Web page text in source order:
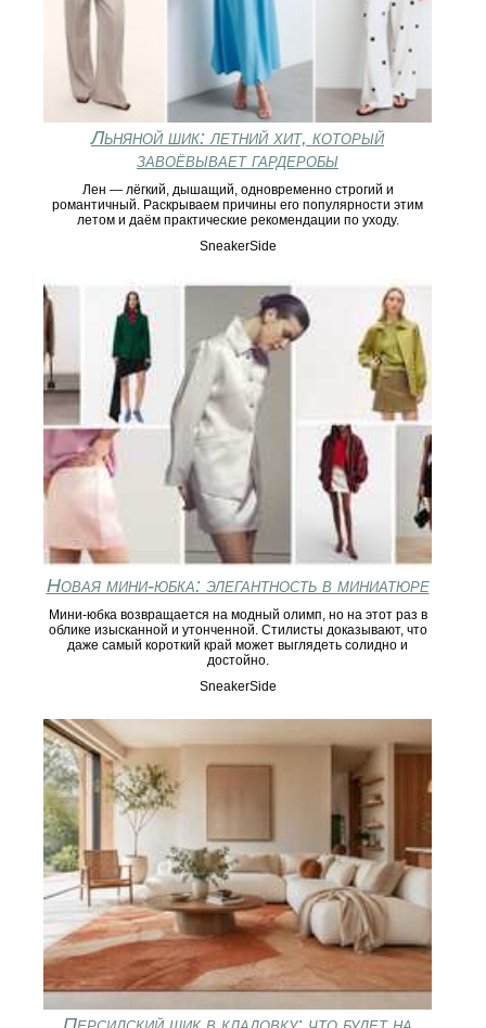
Льняной шик: летний хит, который
завоёвывает гардеробы
Лен — лёгкий, дышащий, одновременно строгий и
романтичный. Раскрываем причины его популярности этим
летом и даём практические рекомендации по уходу.
SneakerSide
Новая мини-юбка: элегантность в миниатюре
Мини-юбка возвращается на модный олимп, но на этот раз в
облике изысканной и утонченной. Стилисты доказывают, что
даже самый короткий край может выглядеть солидно и
достойно.
SneakerSide